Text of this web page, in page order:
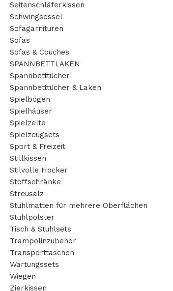
Seitenschläferkissen
Schwingsessel
Sofagarnituren
Sofas
Sofas & Couches
SPANNBETTLAKEN
Spannbetttücher
Spannbetttücher & Laken
Spielbögen
Spielhäuser
Spielzelte
Spielzeugsets
Sport & Freizeit
Stillkissen
Stilvolle Hocker
Stoffschränke
Streusalz
Stuhlmatten für mehrere Oberflächen
Stuhlpolster
Tisch & Stuhlsets
Trampolinzubehör
Transporttaschen
Wartungssets
Wiegen
Zierkissen